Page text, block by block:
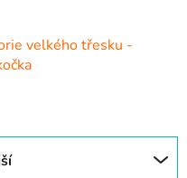
velkého třesku -